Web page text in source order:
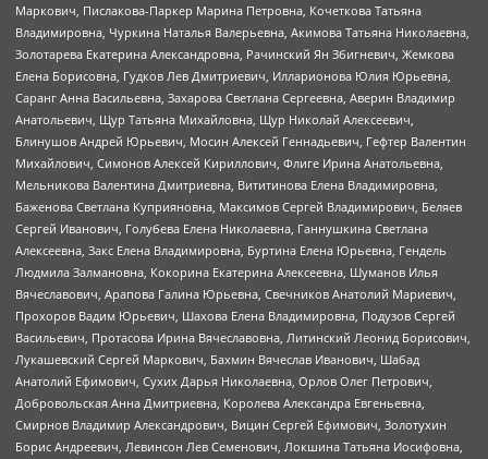
Маркович, Пислакова-Паркер Марина Петровна, Кочеткова Татьяна
Владимировна, Чуркина Наталья Валерьевна, Акимова Татьяна Николаевна,
Золотарева Екатерина Александровна, Рачинский Ян Збигневич, Жемкова
Елена Борисовна, Гудков Лев Дмитриевич, Илларионова Юлия Юрьевна,
Саранг Анна Васильевна, Захарова Светлана Сергеевна, Аверин Владимир
Анатольевич, Щур Татьяна Михайловна, Щур Николай Алексеевич,
Блинушов Андрей Юрьевич, Мосин Алексей Геннадьевич, Гефтер Валентин
Михайлович, Симонов Алексей Кириллович, Флиге Ирина Анатольевна,
Мельникова Валентина Дмитриевна, Вититинова Елена Владимировна,
Баженова Светлана Куприяновна, Максимов Сергей Владимирович, Беляев
Сергей Иванович, Голубева Елена Николаевна, Ганнушкина Светлана
Алексеевна, Закс Елена Владимировна, Буртина Елена Юрьевна, Гендель
Людмила Залмановна, Кокорина Екатерина Алексеевна, Шуманов Илья
Вячеславович, Арапова Галина Юрьевна, Свечников Анатолий Мариевич,
Прохоров Вадим Юрьевич, Шахова Елена Владимировна, Подузов Сергей
Васильевич, Протасова Ирина Вячеславовна, Литинский Леонид Борисович,
Лукашевский Сергей Маркович, Бахмин Вячеслав Иванович, Шабад
Анатолий Ефимович, Сухих Дарья Николаевна, Орлов Олег Петрович,
Добровольская Анна Дмитриевна, Королева Александра Евгеньевна,
Смирнов Владимир Александрович, Вицин Сергей Ефимович, Золотухин
Борис Андреевич, Левинсон Лев Семенович, Локшина Татьяна Иосифовна,